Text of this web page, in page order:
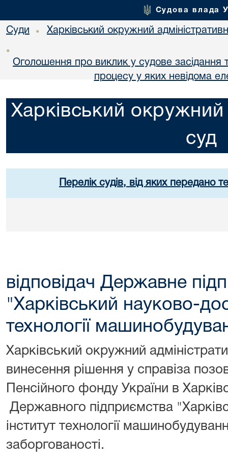
Судова влада
Суди • Харківський окружний
•
Оголошення про виклик у судове засідання
процесу у яких невідома
Харківський окружний
суд
Перелік судів, від яких передано
відповідач Державне
"Харківський науково-
технології
Харківський окружний
винесення рішення у справіза
Пенсійного фонду України в
Державного підприємства
інститут технології
заборгованості.